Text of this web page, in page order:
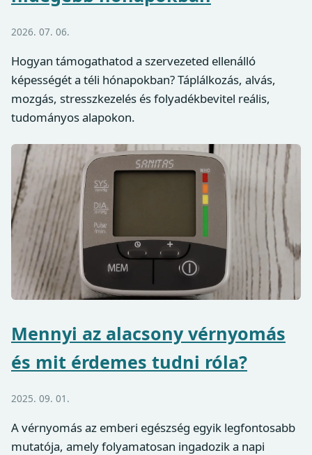
2026. 07. 06.
Hogyan támogathatod a szervezeted ellenálló
képességét a téli hónapokban? Táplálkozás, alvás,
mozgás, stresszkezelés és folyadékbevitel reális,
tudományos alapokon.
Mennyi az alacsony vérnyomás
és mit érdemes tudni róla?
2025. 09. 01.
A vérnyomás az emberi egészség egyik legfontosabb
mutatója, amely folyamatosan ingadozik a napi